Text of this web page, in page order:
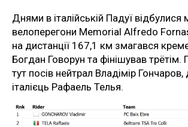
Днями в італійській Падуї відбулися
велоперегони Memorial Alfredo
на дистанції 167,1 км змагався
Богдан Говорун та фінішував
тут посів нейтрал Владімір
італієць Рафаель Телья.